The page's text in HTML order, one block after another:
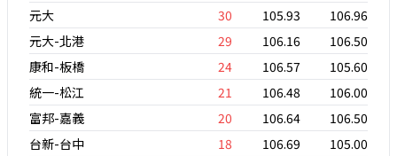
元大
30 105.93
106.96
元大-北港
29 106.16
106.50
康和-板橋
24 106.57
105.60
統一-松江
21 106.48
106.00
富邦-嘉義
20 106.64
106.50
台新-台中
18 106.69
105.00